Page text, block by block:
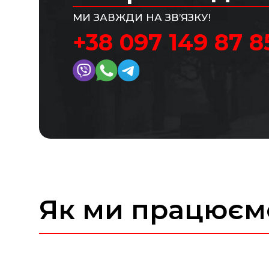
МИ ЗАВЖДИ НА ЗВ’ЯЗКУ!
+38 097 149 87
Як ми